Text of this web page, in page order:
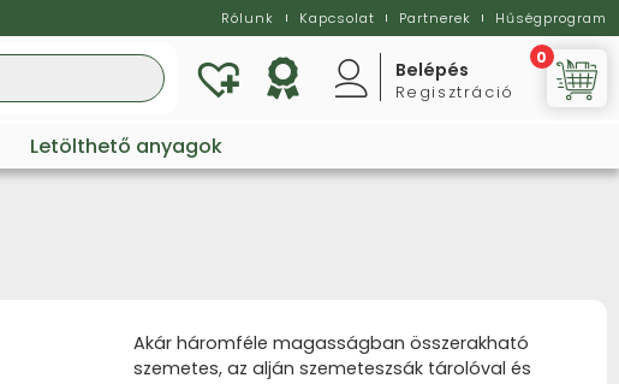
Rólunk Kapcsolat Partnerek Hűségprogram
Belépés
Regisztráció
0
Letölthető anyagok
Akár háromféle magasságban összerakható
szemetes, az alján szemeteszsák tárolóval és